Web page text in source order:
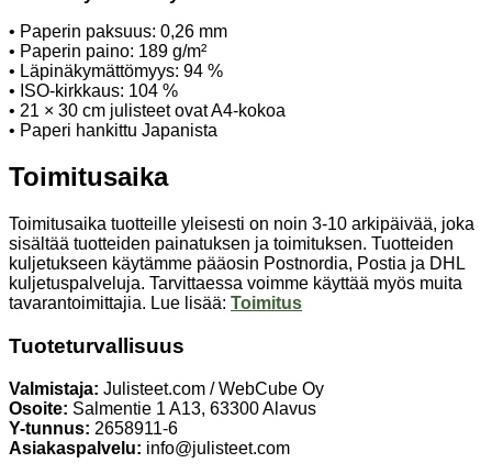
• Paperin paksuus: 0,26 mm
• Paperin paino: 189 g/m²
• Läpinäkymättömyys: 94 %
• ISO-kirkkaus: 104 %
• 21 × 30 cm julisteet ovat A4-kokoa
• Paperi hankittu Japanista
Toimitusaika
Toimitusaika tuotteille yleisesti on noin 3-10 arkipäivää, joka
sisältää tuotteiden painatuksen ja toimituksen. Tuotteiden
kuljetukseen käytämme pääosin Postnordia, Postia ja DHL
kuljetuspalveluja. Tarvittaessa voimme käyttää myös muita
tavarantoimittajia. Lue lisää: Toimitus
Tuoteturvallisuus
Valmistaja: Julisteet.com / WebCube Oy
Osoite: Salmentie 1 A13, 63300 Alavus
Y-tunnus: 2658911-6
Asiakaspalvelu: info@julisteet.com